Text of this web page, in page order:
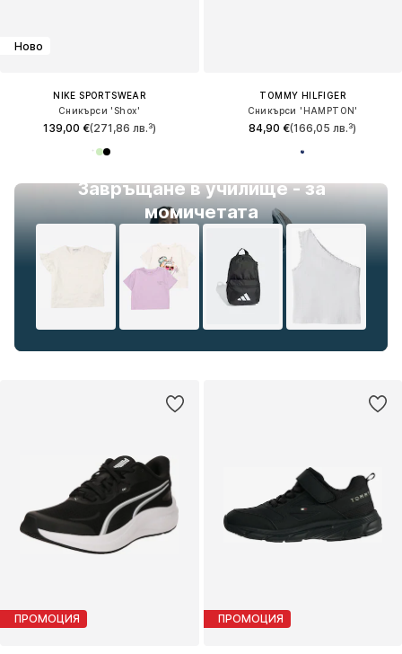
Ново
NIKE SPORTSWEAR
Сникърси 'Shox'
139,00 €(271,86 лв.³)
Завръщане в училище - за
момичетата
TOMMY HILFIGER
Сникърси 'HAMPTON'
84,90 €(166,05 лв.³)
ПРОМОЦИЯ ПРОМОЦИЯ